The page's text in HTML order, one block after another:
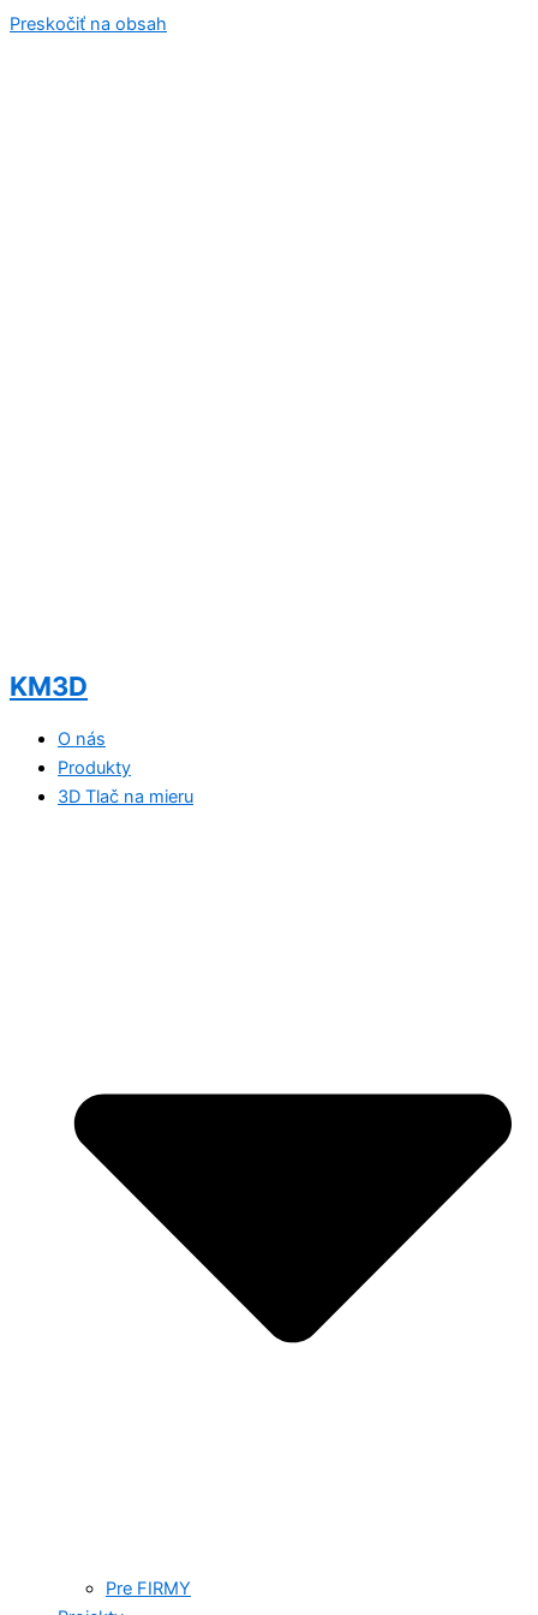
Preskočiť na obsah
KM3D
O nás
Produkty
3D Tlač na mieru
Pre FIRMY